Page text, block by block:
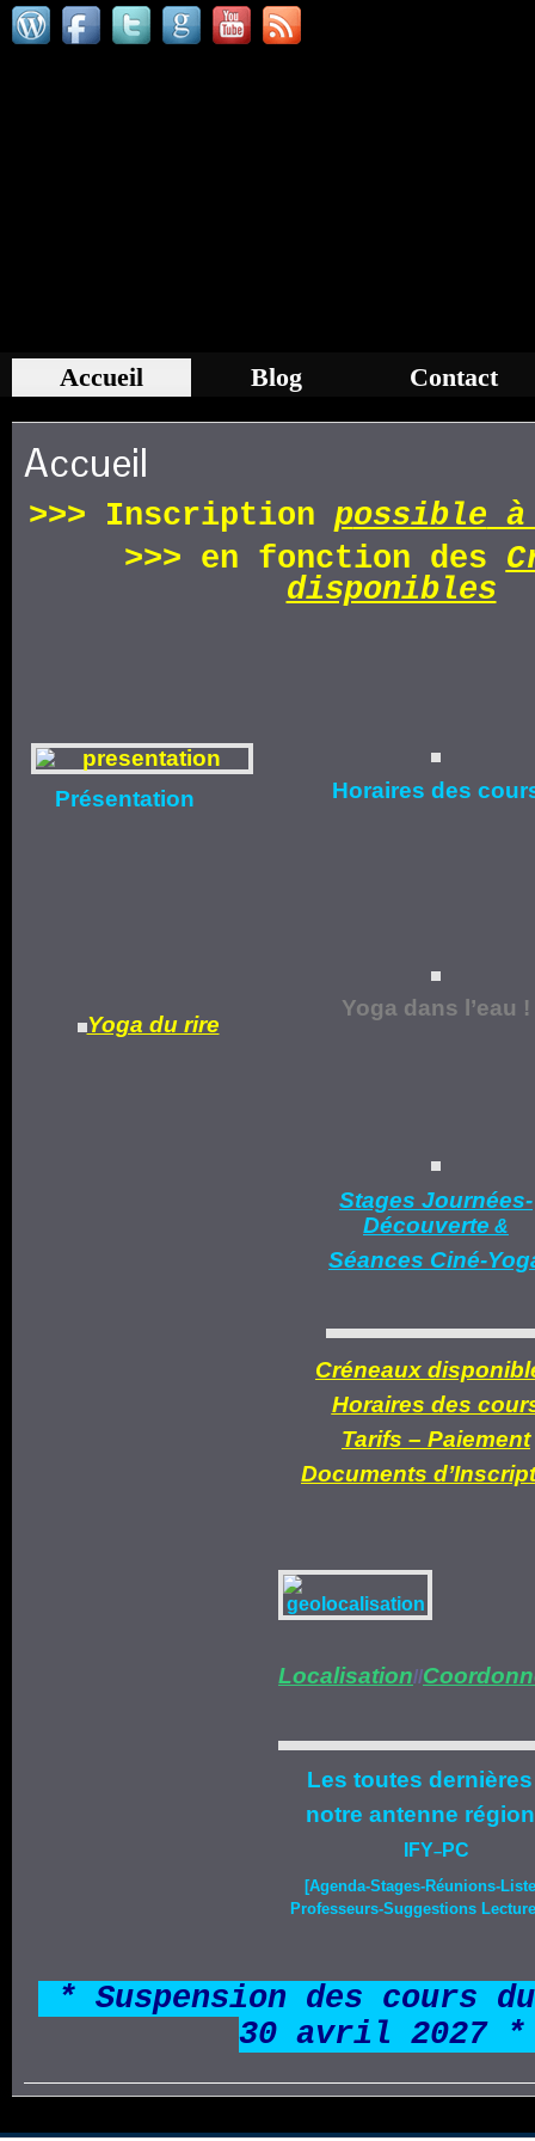
Accueil Blog Contact
Accueil
>>> Inscription possible à
>>> en fonction des
disponibles
Présentation Horaires des
Yoga du rire
Yoga dans l’eau !
Stages Journées-
Découverte &
Séances Ciné-
Créneaux
Horaires des
Tarifs – Paiement
Documents d’
Localisation//
Les toutes
notre antenne
IFY–PC
[Agenda-Stages-Réunions-
Professeurs-Suggestions
* Suspension des cours
30 avril 2027 *